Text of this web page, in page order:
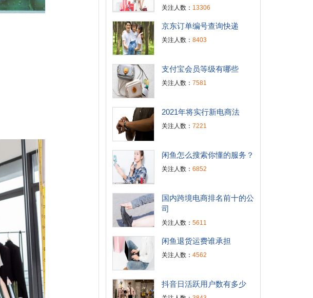
关注人数： 13306
京东订单编号查询快递
关注人数： 8403
支付宝会员等级有哪些
关注人数： 7581
2021年将实行新电商法
关注人数： 7221
闲鱼怎么搜索你懂的服务？
关注人数： 6852
国内跨境电商排名前十的公
司
关注人数： 5611
闲鱼退货运费谁承担
关注人数： 4562
抖音日活跃用户数有多少